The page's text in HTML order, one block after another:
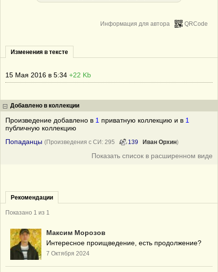
QRCode
Информация для автора
Изменения в тексте
15 Мая 2016 в 5:34 +22 Kb
Добавлено в коллекции
Произведение добавлено в 1 приватную коллекцию и в 1
публичную коллекцию
Попаданцы (Произведения с СИ: 295 139 Иван Орхин)
Показать список в расширенном виде
Рекомендации
Показано 1 из 1
Максим Морозов
Интересное проищведение, есть продолжение?
7 Октября 2024